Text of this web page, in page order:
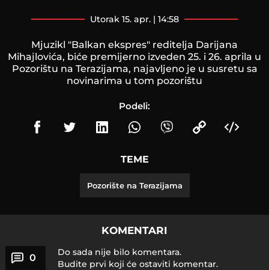
utorak 15. apr. | 14:58
Mjuzikl "Balkan ekspres" reditelja Darijana
Mihajlovića, biće premijerno izveden 25. i 26. aprila u
Pozorištu na Terazijama, najavljeno je u susretu sa
novinarima u tom pozorištu
Podeli:
TEME
Pozorište na Terazijama
KOMENTARI
0
Do sada nije bilo komentara.
Budite prvi koji će ostaviti komentar.